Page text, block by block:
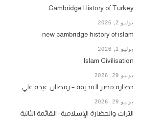
Cambridge History of Turkey
يوليو 2, 2026
new cambridge history of islam
يوليو 1, 2026
Islam Civilisation
يونيو 29, 2026
حضارة مصر القديمة – رمضان عبده علي
يونيو 29, 2026
التراث والحضارة الإسلامية- القائمة الثانية